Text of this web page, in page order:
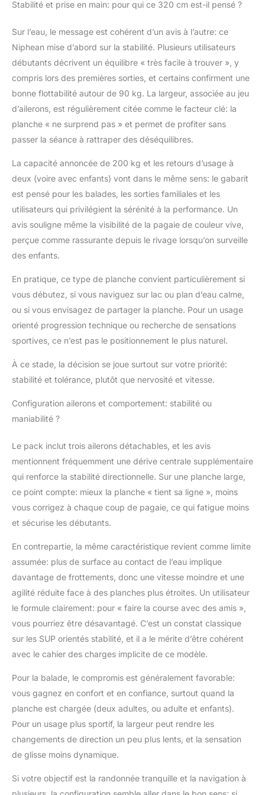
offrant davantage de
performance durable.
moindre problème avec
votre paddle gonflable,
n’hésitez pas à
contacter Niphean.
Famille Et Les Amis —
Supporte Jusqu’À
200kg】: Profitez
en toute confiance. Le
paddle gonflable adulte
Niphean supporte
rend idéal pour les
sorties en famille, les
activités parent-enfant,
emmener votre animal
de compagnie. Conçu
pour convenir à un
large éventail d’adultes,
le paddle Niphean offre
une plateforme
rendant la pratique à
plusieurs facile et
【Construction
paddle gonflable adulte
200kg 2 personnes
Niphean est fabriqué
avec des matériaux
renforcés de haute
qualité, offrant de
nombreux paddle
gonflable avec siège en
usage quotidien. Ce
stand up paddle
gonflable conserve sa
forme, sa solidité et ses
performances dans le
temps, assurant une
fiabilité durable pour les
adultes comme les
adolescents. Idéal
ou cadeau homme.
【Glisse Fluide —
Système D’Aileron
Breveté Pour Une
planches de stand up
paddle gonflables
Stabilité et prise en main: pour qui ce 320 cm est-il pensé ?
Sur l’eau, le message est cohérent d’un avis à l’autre: ce
Niphean mise d’abord sur la stabilité. Plusieurs utilisateurs
débutants décrivent un équilibre « très facile à trouver », y
compris lors des premières sorties, et certains confirment une
bonne flottabilité autour de 90 kg. La largeur, associée au jeu
d’ailerons, est régulièrement citée comme le facteur clé: la
planche « ne surprend pas » et permet de profiter sans
passer la séance à rattraper des déséquilibres.
La capacité annoncée de 200 kg et les retours d’usage à
deux (voire avec enfants) vont dans le même sens: le gabarit
est pensé pour les balades, les sorties familiales et les
utilisateurs qui privilégient la sérénité à la performance. Un
avis souligne même la visibilité de la pagaie de couleur vive,
perçue comme rassurante depuis le rivage lorsqu’on surveille
des enfants.
En pratique, ce type de planche convient particulièrement si
vous débutez, si vous naviguez sur lac ou plan d’eau calme,
ou si vous envisagez de partager la planche. Pour un usage
orienté progression technique ou recherche de sensations
sportives, ce n’est pas le positionnement le plus naturel.
À ce stade, la décision se joue surtout sur votre priorité:
stabilité et tolérance, plutôt que nervosité et vitesse.
Configuration ailerons et comportement: stabilité ou
maniabilité ?
Le pack inclut trois ailerons détachables, et les avis
mentionnent fréquemment une dérive centrale supplémentaire
qui renforce la stabilité directionnelle. Sur une planche large,
ce point compte: mieux la planche « tient sa ligne », moins
vous corrigez à chaque coup de pagaie, ce qui fatigue moins
et sécurise les débutants.
En contrepartie, la même caractéristique revient comme limite
assumée: plus de surface au contact de l’eau implique
davantage de frottements, donc une vitesse moindre et une
agilité réduite face à des planches plus étroites. Un utilisateur
le formule clairement: pour « faire la course avec des amis »,
vous pourriez être désavantagé. C’est un constat classique
sur les SUP orientés stabilité, et il a le mérite d’être cohérent
avec le cahier des charges implicite de ce modèle.
Pour la balade, le compromis est généralement favorable:
vous gagnez en confort et en confiance, surtout quand la
planche est chargée (deux adultes, ou adulte et enfants).
Pour un usage plus sportif, la largeur peut rendre les
changements de direction un peu plus lents, et la sensation
de glisse moins dynamique.
Si votre objectif est la randonnée tranquille et la navigation à